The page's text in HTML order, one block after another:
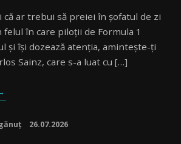
că ar trebui să preiei în șofatul de zi
în care piloții de Formula 1
și își dozează atenția, amintește-ți
Sainz, care s-a luat cu […]
26.07.2026